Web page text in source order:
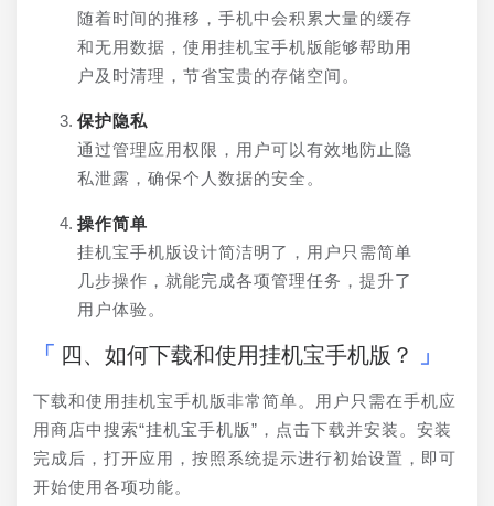
随着时间的推移，手机中会积累大量的缓存
和无用数据，使用挂机宝手机版能够帮助用
户及时清理，节省宝贵的存储空间。
保护隐私
通过管理应用权限，用户可以有效地防止隐
私泄露，确保个人数据的安全。
操作简单
挂机宝手机版设计简洁明了，用户只需简单
几步操作，就能完成各项管理任务，提升了
用户体验。
四、如何下载和使用挂机宝手机版？
下载和使用挂机宝手机版非常简单。用户只需在手机应
用商店中搜索“挂机宝手机版”，点击下载并安装。安装
完成后，打开应用，按照系统提示进行初始设置，即可
开始使用各项功能。